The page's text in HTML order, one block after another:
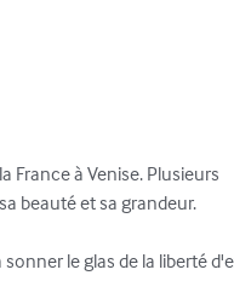
France à Venise. Plusieurs
beauté et sa grandeur.
le glas de la liberté